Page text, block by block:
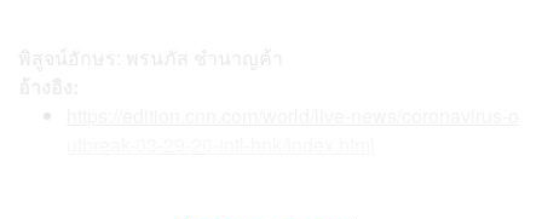
พิสูจน์อักษร: พรนภัส ชำนาญค้า